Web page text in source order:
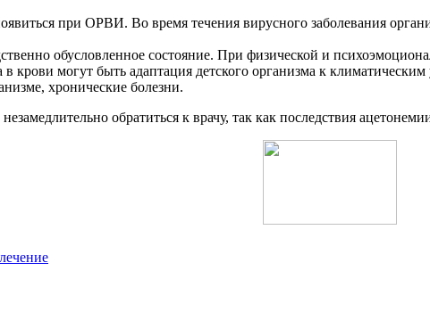
при ОРВИ. Во время течения вирусного заболевания
обусловленное состояние. При физической и
крови могут быть адаптация детского организма к
хронические болезни.
обратиться к врачу, так как последствия